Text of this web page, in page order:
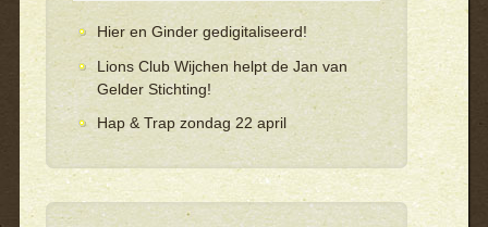
Hier en Ginder gedigitaliseerd!
Lions Club Wijchen helpt de Jan van
Gelder Stichting!
Hap & Trap zondag 22 april